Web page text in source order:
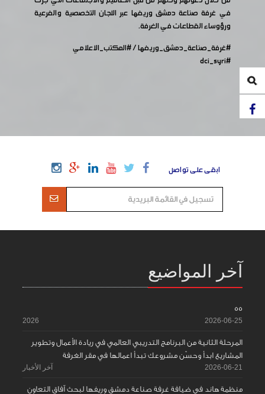
في غرفة صناعة دمشق وريفها عبر اللجان التخصصية والفرعية
ورؤوساء القطاعات في الغرفة.
#غرفة_صناعة_دمشق_وريفها/#المكتب_الاعلامي
#dci_syri
ابقى على تواصل
آخر المواضيع
55
2026-06-25
2026
المرحلة الثانية من البرنامج التدريبي العالمي في ريادة الأعمال وتطوير
المشاريع ابدأ وحسّن مشروعك تبدأ اعمالها في مقر الغرفة
2026-06-21 آخر الأخبار
منظمة هاند في ضيافة غرفة صناعة دمشق وريفها لبحث آفاق التعاون